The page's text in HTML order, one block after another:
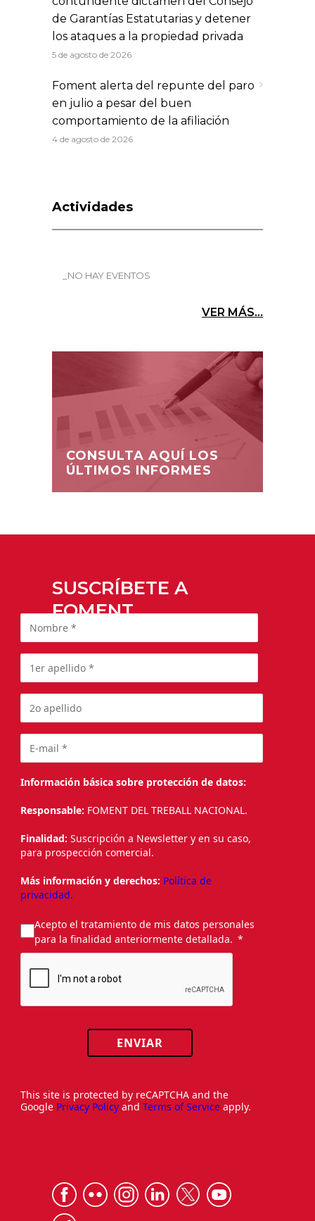
de Garantías Estatutarias y detener
los ataques a la propiedad privada
5 de agosto de 2026
Foment alerta del repunte del paro
en julio a pesar del buen
comportamiento de la afiliación
4 de agosto de 2026
Actividades
_NO HAY EVENTOS
VER MÁS...
CONSULTA AQUÍ LOS
ÚLTIMOS INFORMES
SUSCRÍBETE A
FOMENT
Información básica sobre protección de datos:
Responsable: FOMENT DEL TREBALL NACIONAL.
Finalidad: Suscripción a Newsletter y en su caso,
para prospección comercial.
Más información y derechos: Política de
privacidad.
Acepto el tratamiento de mis datos personales
para la finalidad anteriormente detallada.
ENVIAR
This site is protected by reCAPTCHA and the
Google Privacy Policy and Terms of Service apply.